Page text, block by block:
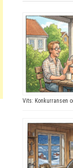
Vits: Konkurransen